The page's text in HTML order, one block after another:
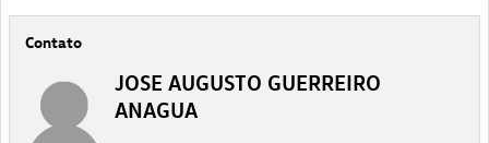
Contato
JOSE AUGUSTO GUERREIRO
ANAGUA